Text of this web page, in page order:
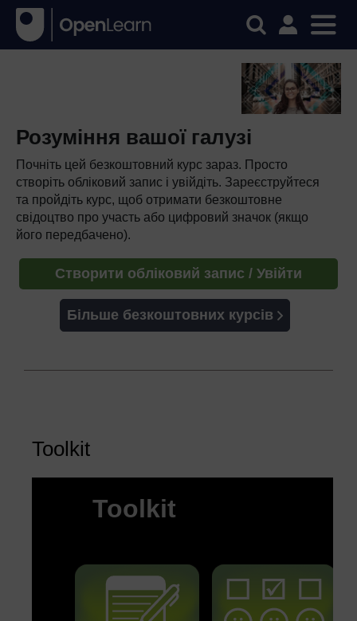
Розуміння вашої галузі
Почніть цей безкоштовний курс зараз. Просто
створіть обліковий запис і увійдіть. Зареєструйтеся
та пройдіть курс, щоб отримати безкоштовне
свідоцтво про участь або цифровий значок (якщо
його передбачено).
Створити обліковий запис / Увійти
Більше безкоштовних курсів
Toolkit